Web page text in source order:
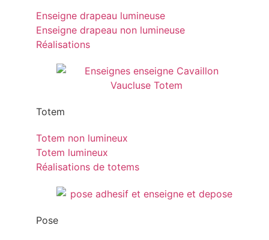
Enseigne drapeau lumineuse
Enseigne drapeau non lumineuse
Réalisations
Totem
Totem non lumineux
Totem lumineux
Réalisations de totems
Pose